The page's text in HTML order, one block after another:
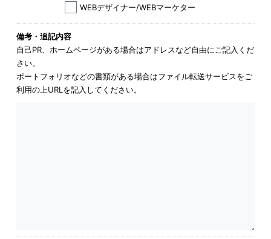
WEBデザイナー/WEBマーケター
備考・追記内容
自己PR、ホームページがある場合はアドレスなど自由にご記入くだ
さい。
ポートフォリオなどの書類がある場合はファイル転送サービスをご
利用の上URLを記入してください。